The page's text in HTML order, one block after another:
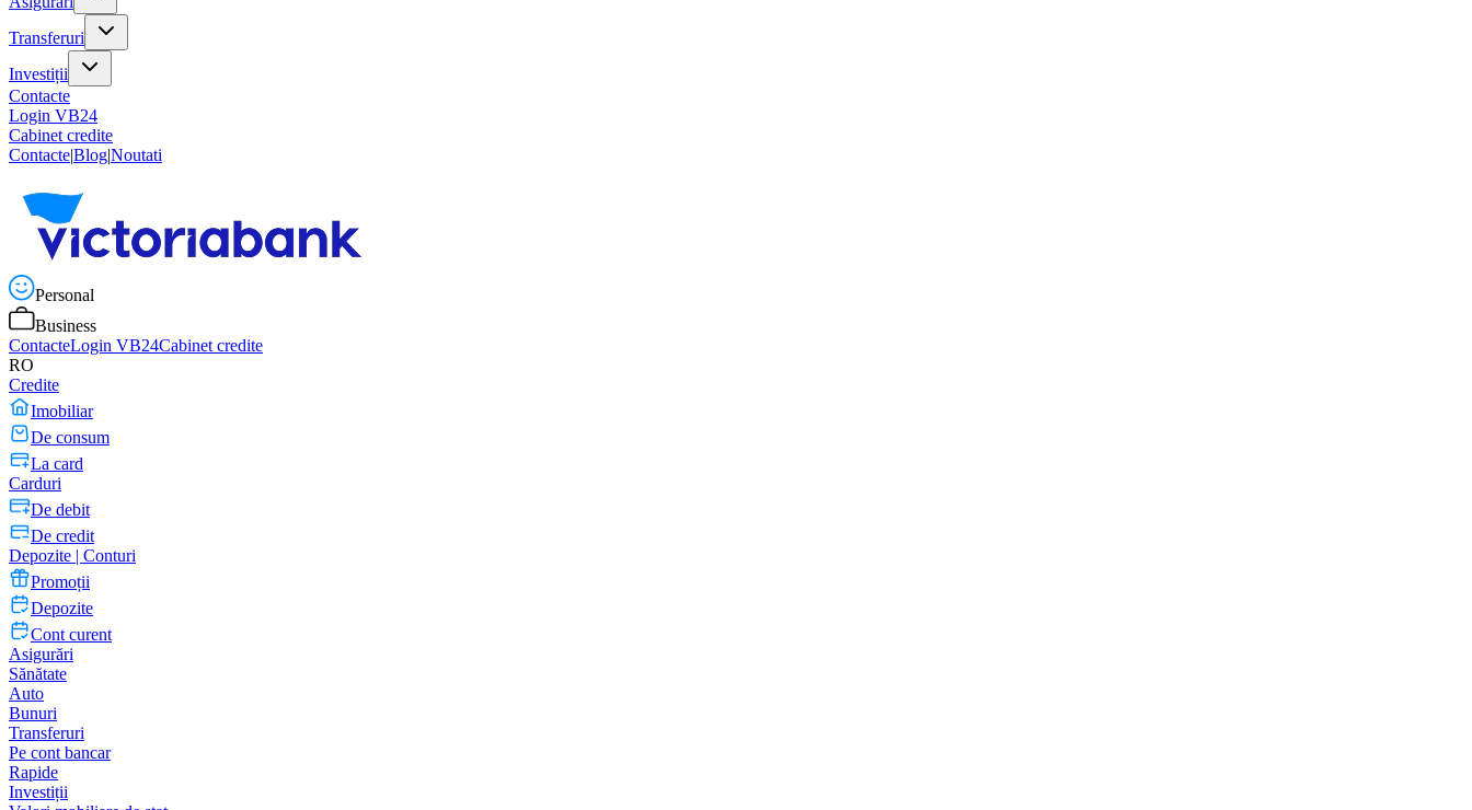
Transferuri
Investiții
Contacte
Login VB24
Cabinet credite
Contacte|Blog|Noutati
Personal
Business
ContacteLogin VB24Cabinet credite
RO
Credite
Imobiliar
De consum
La card
Carduri
De debit
De credit
Depozite | Conturi
Promoții
Depozite
Cont curent
Asigurări
Sănătate
Auto
Bunuri
Transferuri
Pe cont bancar
Rapide
Investiții